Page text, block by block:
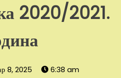
2020/2021.
8, 2025 6:38 am